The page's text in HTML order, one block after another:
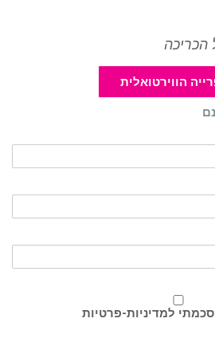
הכריכה
הווירטואלית
למדיניות-פרטיות